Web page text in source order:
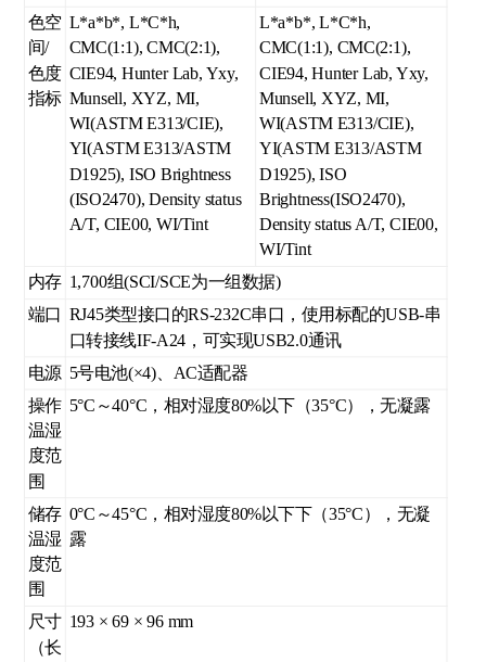
色空
间/
色度
指标
L*a*b*, L*C*h,
CMC(1:1), CMC(2:1),
CIE94, Hunter Lab, Yxy,
Munsell, XYZ, MI,
WI(ASTM E313/CIE),
YI(ASTM E313/ASTM
D1925), ISO Brightness
(ISO2470), Density status
A/T, CIE00, WI/Tint
L*a*b*, L*C*h,
CMC(1:1), CMC(2:1),
CIE94, Hunter Lab, Yxy,
Munsell, XYZ, MI,
WI(ASTM E313/CIE),
YI(ASTM E313/ASTM
D1925), ISO
Brightness(ISO2470),
Density status A/T, CIE00,
WI/Tint
内存 1,700组(SCI/SCE为一组数据)
端口
RJ45类型接口的RS-232C串口，使用标配的USB-串
口转接线IF-A24，可实现USB2.0通讯
电源 5号电池(×4)、AC适配器
操作
温湿
度范
围
5°C～40°C，相对湿度80%以下（35°C），无凝露
储存
温湿
度范
围
0°C～45°C，相对湿度80%以下下（35°C），无凝
露
尺寸
（长
193 × 69 × 96 mm